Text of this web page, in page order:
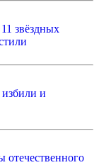
звёздных
и